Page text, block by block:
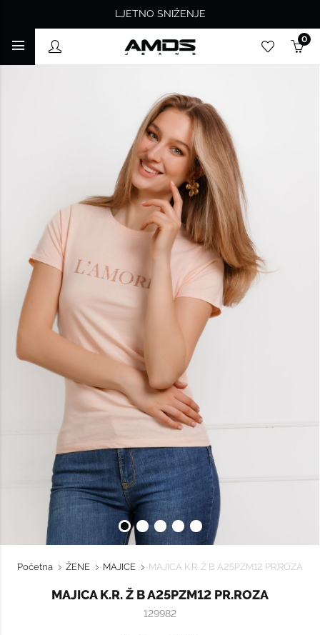
LJETNO SNIŽENJE
0
Početna ŽENE MAJICE MAJICA K.R. Ž B A25PZM12 PR.ROZA
MAJICA K.R. Ž B A25PZM12 PR.ROZA
129982